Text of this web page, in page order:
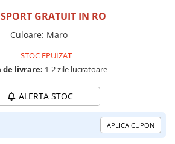
GRATUIT IN RO
Culoare: Maro
STOC EPUIZAT
de livrare: 1-2 zile lucratoare
ALERTA STOC
APLICA CUPON